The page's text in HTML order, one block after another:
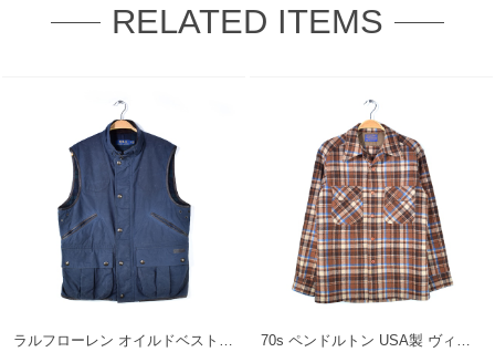
RELATED ITEMS